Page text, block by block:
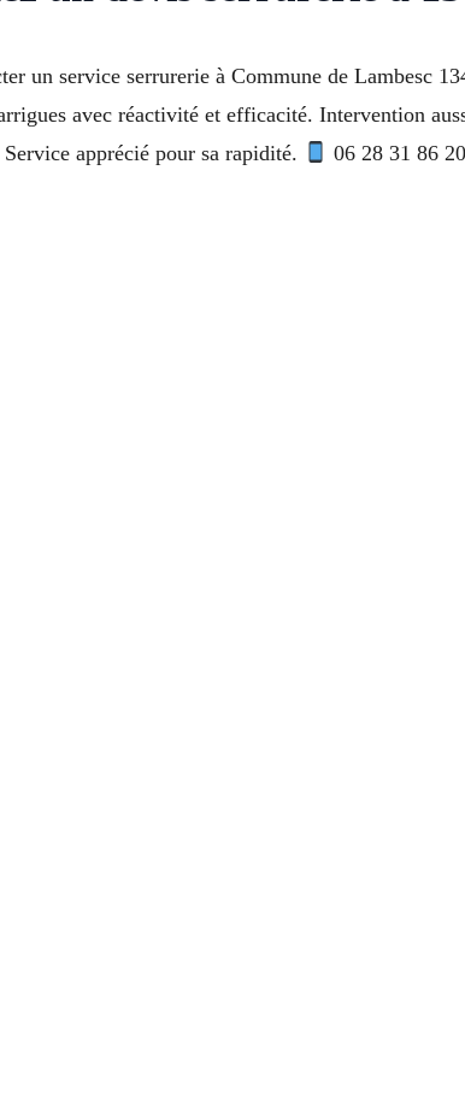
un service serrurerie à Commune de Lambesc
avec réactivité et efficacité. Intervention
Service apprécié pour sa rapidité. 06 28 31 86